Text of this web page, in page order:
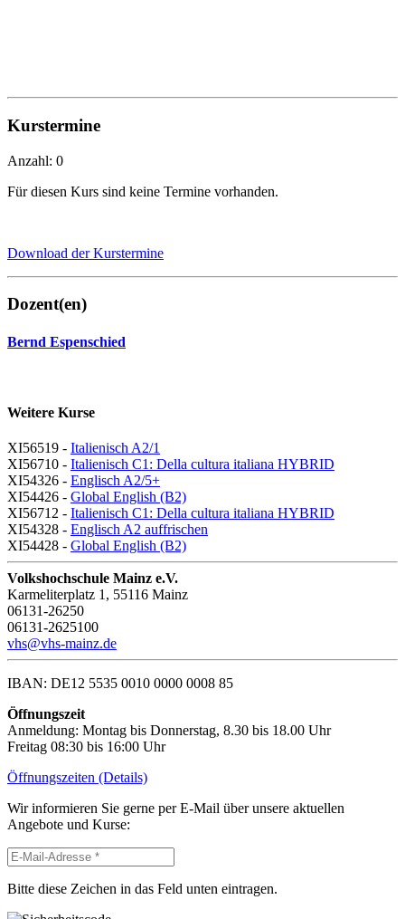
Kurstermine
Anzahl: 0
Für diesen Kurs sind keine Termine vorhanden.
Download der Kurstermine
Dozent(en)
Bernd Espenschied
Weitere Kurse
XI56519 - Italienisch A2/1
XI56710 - Italienisch C1: Della cultura italiana HYBRID
XI54326 - Englisch A2/5+
XI54426 - Global English (B2)
XI56712 - Italienisch C1: Della cultura italiana HYBRID
XI54328 - Englisch A2 auffrischen
XI54428 - Global English (B2)
Volkshochschule Mainz e.V.
Karmeliterplatz 1, 55116 Mainz
06131-26250
06131-2625100
vhs@vhs-mainz.de
IBAN: DE12 5535 0010 0000 0008 85
Öffnungszeit
Anmeldung: Montag bis Donnerstag, 8.30 bis 18.00 Uhr
Freitag 08:30 bis 16:00 Uhr
Öffnungszeiten (Details)
Wir informieren Sie gerne per E-Mail über unsere aktuellen
Angebote und Kurse:
Bitte diese Zeichen in das Feld unten eintragen.